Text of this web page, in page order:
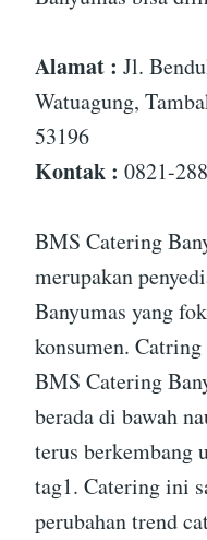
Alamat : Jl.
Watuagung,
53196
Kontak : 0821-
BMS Catering
merupakan
Banyumas yang
konsumen.
BMS Catering
berada di bawah
terus berkembang
tag1. Catering ini
perubahan trend